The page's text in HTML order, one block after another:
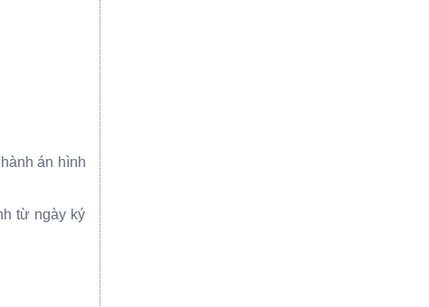
án hình
từ ngày ký